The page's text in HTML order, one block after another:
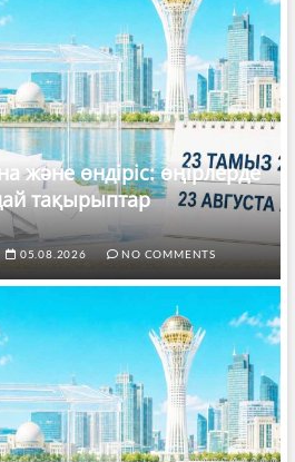
және өндіріс: өңірлерде
тақырыптар
05.08.2026 NO COMMENTS